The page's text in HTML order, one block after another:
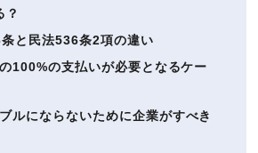
？
と民法536条2項の違い
100%の支払いが必要となるケー
ルにならないために企業がすべき